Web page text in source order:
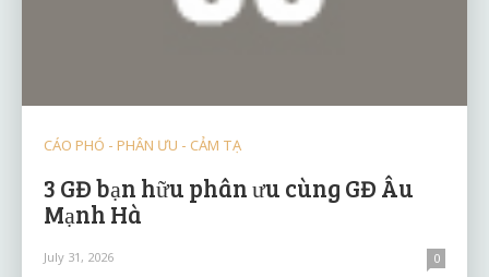
CÁO PHÓ - PHÂN ƯU - CẢM TẠ
3 GĐ bạn hữu phân ưu cùng GĐ Âu
Mạnh Hà
July 31, 2026 0